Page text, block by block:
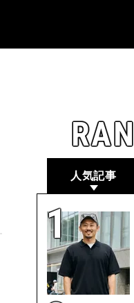
人気記事